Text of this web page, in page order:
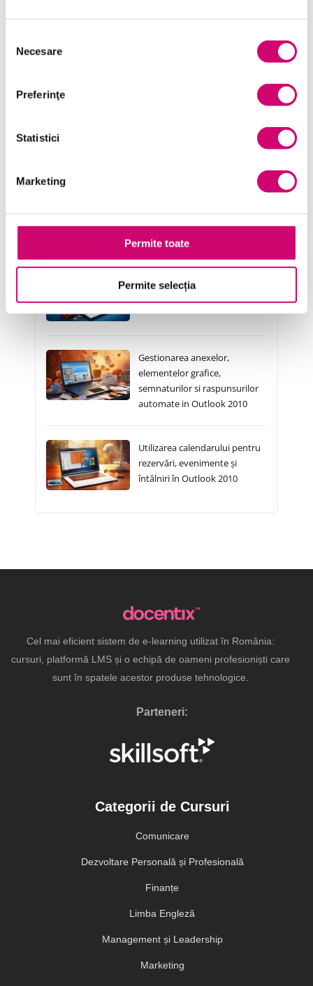
consimțământului
Necesare
Preferinţe
Statistici
Marketing
Permite toate
Permite selecția
Serviciul clienți
Cursuri Similare
Gestionarea conversatiilor si
organizarea mesajelor E-mail in
Gestionarea anexelor,
elementelor grafice,
semnaturilor si raspunsurilor
automate in Outlook 2010
Utilizarea calendarului pentru
rezervări, evenimente și
întâlniri în Outlook 2010
Cel mai eficient sistem de e-learning utilizat în România:
cursuri, platformă LMS și o echipă de oameni profesioniști care
sunt în spatele acestor produse tehnologice.
Parteneri:
Categorii de Cursuri
Comunicare
Dezvoltare Personală și Profesională
Finanțe
Limba Engleză
Management și Leadership
Marketing